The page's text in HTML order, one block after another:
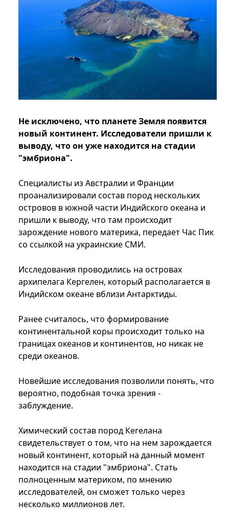
Не исключено, что планете Земля появится
новый континент. Исследователи пришли к
выводу, что он уже находится на стадии
"эмбриона".
Специалисты из Австралии и Франции
проанализировали состав пород нескольких
островов в южной части Индийского океана и
пришли к выводу, что там происходит
зарождение нового материка, передает Час Пик
со ссылкой на украинские СМИ.
Исследования проводились на островах
архипелага Кергелен, который располагается в
Индийском океане вблизи Антарктиды.
Ранее считалось, что формирование
континентальной коры происходит только на
границах океанов и континентов, но никак не
среди океанов.
Новейшие исследования позволили понять, что
вероятно, подобная точка зрения -
заблуждение.
Химический состав пород Кегелана
свидетельствует о том, что на нем зарождается
новый континент, который на данный момент
находится на стадии "эмбриона". Стать
полноценным материком, по мнению
исследователей, он сможет только через
несколько миллионов лет.